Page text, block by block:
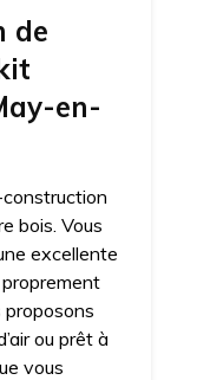
de
en-
construction
bois. Vous
excellente
proposons
ou prêt à
vous